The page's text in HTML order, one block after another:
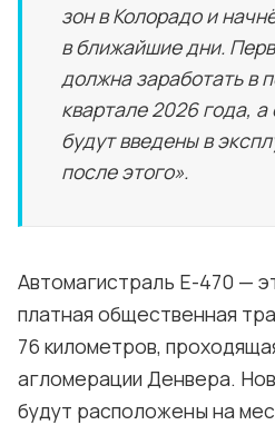
зон в Колорадо и
в ближайшие дни.
должна заработать в
квартале 2026 года,
будут введены в
после этого».
Автомагистраль E-470 —
платная общественная
76 километров,
агломерации Денвера.
будут расположены на